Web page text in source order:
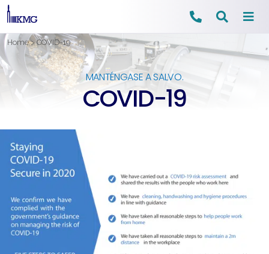
Ir
al
contenido
Home>COVID-19
MANTÉNGASE A SALVO.
COVID-19